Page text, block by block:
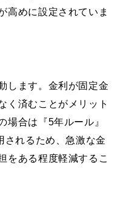
高めに設定されていま
します。金利が固定金
く済むことがメリット
場合は『5年ルール』
されるため、急激な金
をある程度軽減するこ